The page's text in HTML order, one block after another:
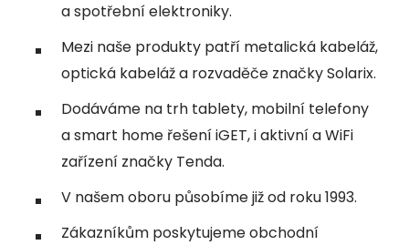
a spotřební elektroniky.
Mezi naše produkty patří metalická kabeláž,
optická kabeláž a rozvaděče značky Solarix.
Dodáváme na trh tablety, mobilní telefony
a smart home řešení iGET, i aktivní a WiFi
zařízení značky Tenda.
V našem oboru působíme již od roku 1993.
Zákazníkům poskytujeme obchodní